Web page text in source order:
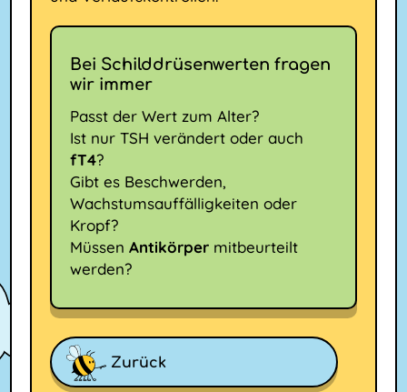
Bei Schilddrüsenwerten fragen
wir immer
Passt der Wert zum Alter?
Ist nur TSH verändert oder auch
fT4?
Gibt es Beschwerden,
Wachstumsauffälligkeiten oder
Kropf?
MüssenAntikörper mitbeurteilt
werden?
Zurück